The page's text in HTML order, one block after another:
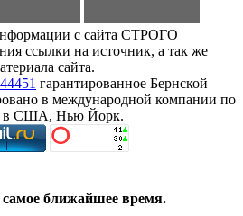
с сайта СТРОГО
ссылки на источник, а так же
сайта.
гарантированное Бернской
в международной компании по
в США, Нью Йорк.
ближайшее время.